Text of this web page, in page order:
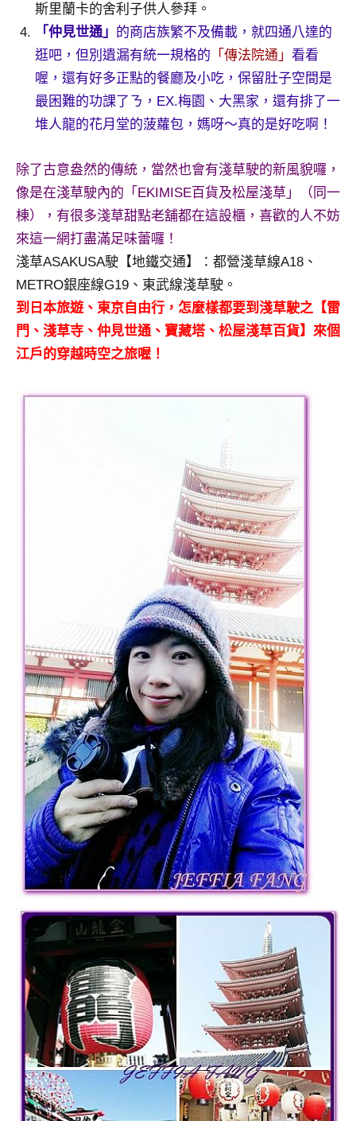
斯里蘭卡的舍利子供人參拜。
「仲見世通」 的商店族繁不及備載，就四通八達的
逛吧，但別遺漏有統一規格的 「傳法院通」 看看
喔，還有好多正點的餐廳及小吃，保留肚子空間是
最困難的功課了ㄋ，EX.梅園、大黑家，還有排了一
堆人龍的花月堂的菠蘿包，媽呀～真的是好吃啊！
除了古意盎然的傳統，當然也會有淺草駛的新風貌囉，
像是在淺草駛內的「EKIMISE百貨及松屋淺草」
（同一
棟），有很多淺草甜點老舖都在這設櫃，喜歡的人不妨
來這一網打盡滿足味蕾囉！
淺草ASAKUSA駛【地鐵交通】：都營淺草線A18、
METRO銀座線G19、東武線淺草駛。
到日本旅遊、東京自由行，怎麼樣都要到淺草駛之【雷
門、淺草寺、仲見世通、寶藏塔、松屋淺草百貨】來個
江戶的穿越時空之旅喔！